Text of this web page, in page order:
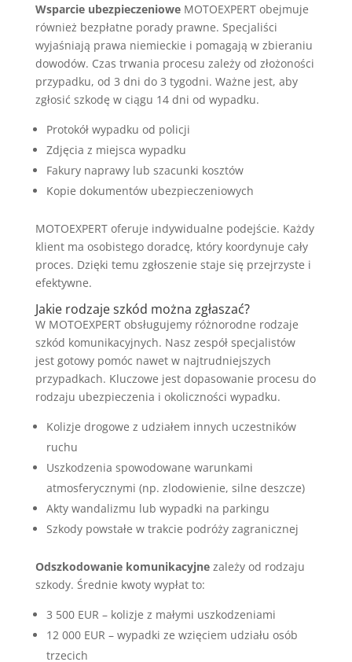
Wsparcie ubezpieczenioweMOTOEXPERT obejmuje
również bezpłatne porady prawne. Specjaliści
wyjaśniają prawa niemieckie i pomagają w zbieraniu
dowodów. Czas trwania procesu zależy od złożoności
przypadku, od 3 dni do 3 tygodni. Ważne jest, aby
zgłosić szkodę w ciągu 14 dni od wypadku.
Protokół wypadku od policji
Zdjęcia z miejsca wypadku
Fakury naprawy lub szacunki kosztów
Kopie dokumentów ubezpieczeniowych
MOTOEXPERT oferuje indywidualne podejście. Każdy
klient ma osobistego doradcę, który koordynuje cały
proces. Dzięki temu zgłoszenie staje się przejrzyste i
efektywne.
Jakie rodzaje szkód można zgłaszać?
W MOTOEXPERT obsługujemy różnorodne rodzaje
szkód komunikacyjnych. Nasz zespół specjalistów
jest gotowy pomóc nawet w najtrudniejszych
przypadkach. Kluczowe jest dopasowanie procesu do
rodzaju ubezpieczenia i okoliczności wypadku.
Kolizje drogowe z udziałem innych uczestników
ruchu
Uszkodzenia spowodowane warunkami
atmosferycznymi (np. zlodowienie, silne deszcze)
Akty wandalizmu lub wypadki na parkingu
Szkody powstałe w trakcie podróży zagranicznej
Odszkodowanie komunikacyjnezależy od rodzaju
szkody. Średnie kwoty wypłat to:
3 500 EUR – kolizje z małymi uszkodzeniami
12 000 EUR – wypadki ze wzięciem udziału osób
trzecich